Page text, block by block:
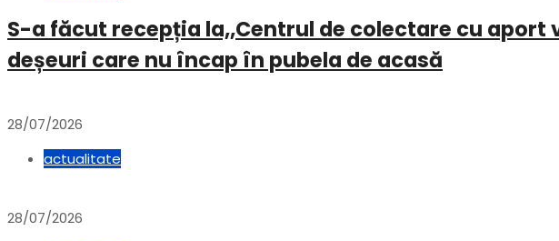
S-a făcut recepția la,,Centrul de colectare cu aport
deșeuri care nu încap în pubela de acasă
28/07/2026
actualitate
28/07/2026